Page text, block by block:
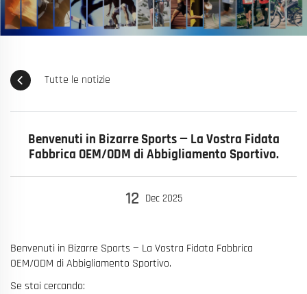
Tutte le notizie
Benvenuti in Bizarre Sports — La Vostra Fidata
Fabbrica OEM/ODM di Abbigliamento Sportivo.
12 Dec 2025
Benvenuti in Bizarre Sports — La Vostra Fidata Fabbrica
OEM/ODM di Abbigliamento Sportivo.
Se stai cercando: